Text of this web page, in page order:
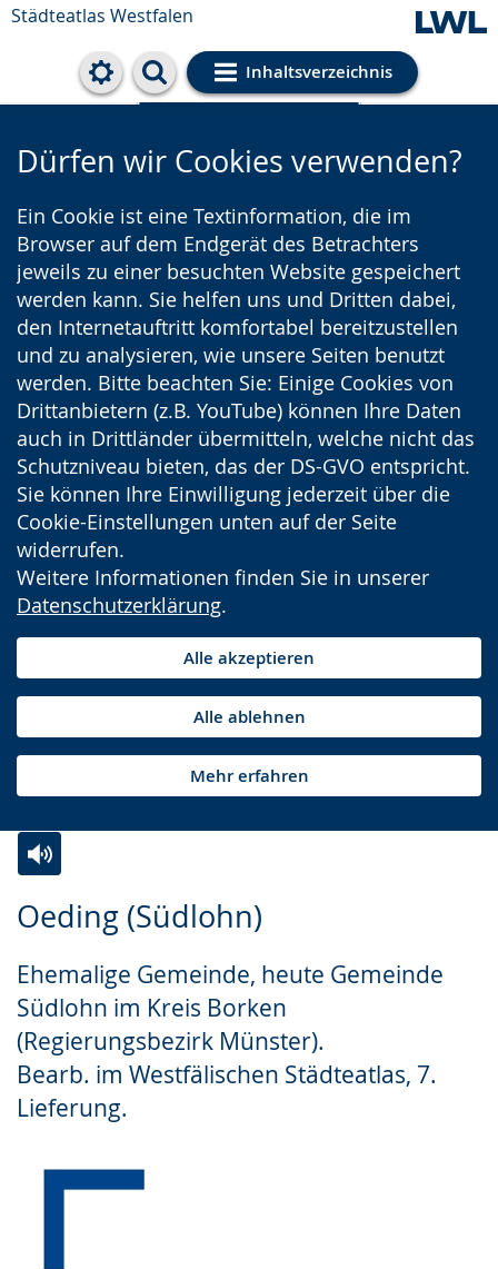
Städteatlas Westfalen
Inhaltsverzeichnis
Cookie-Einstellungen
Dürfen wir Cookies verwenden?
Ein Cookie ist eine Textinformation, die im
Browser auf dem Endgerät des Betrachters
jeweils zu einer besuchten Website gespeichert
werden kann. Sie helfen uns und Dritten dabei,
den Internetauftritt komfortabel bereitzustellen
und zu analysieren, wie unsere Seiten benutzt
werden. Bitte beachten Sie: Einige Cookies von
Drittanbietern (z.B. YouTube) können Ihre Daten
auch in Drittländer übermitteln, welche nicht das
Schutzniveau bieten, das der DS-GVO entspricht.
Sie können Ihre Einwilligung jederzeit über die
Cookie-Einstellungen unten auf der Seite
widerrufen.
Weitere Informationen finden Sie in unserer
Datenschutzerklärung.
Alle akzeptieren
Alle ablehnen
Mehr erfahren
Oeding (Südlohn)
Ehemalige Gemeinde, heute Gemeinde
Südlohn im Kreis Borken
(Regierungsbezirk Münster).
Bearb. im Westfälischen Städteatlas, 7.
Lieferung.
Leichten
wechseln.
Audio-
Video
Deutscher
Gebärdensprache
wird
angezeigt.